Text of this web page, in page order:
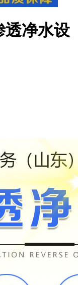
透净水设